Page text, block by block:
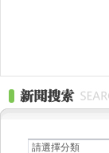
請選擇分類